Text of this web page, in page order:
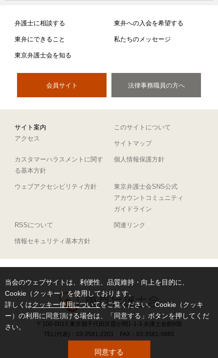
当会のウェブサイトは、利便性、品質維持・向上を目的に、
Cookie（クッキー）を使用しております。
詳しくはクッキー使用についてをご覧ください。Cookie（クッキ
ー）の利用に同意頂ける場合は、「同意する」ボタンを押してくだ
さい。
同意する
弁護士に相談する 東弁への入会を希望する
東弁にできること 私たちのメッセージ
東京弁護士会を知る
会員サイト 法律事務職員の方へ
サイト案内
このサイトについて
アクセス
サイトマップ
カスタマーハラスメントに関す
る基本方針
個人情報保護方針
ウェブアクセシビリティ方針
東京弁護士会SNS公式
アカウントコミュニティ
ガイドライン
RSSについて 関連リンク
情報セキュリティ基本方針
〒100-0013 東京都千代田区霞が関1-1-3 弁護士会館6階
TEL(代表)：03-3581-2201 FAX：03-3581-0865